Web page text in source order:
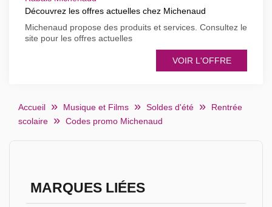
Découvrez les offres actuelles chez Michenaud
Michenaud propose des produits et services. Consultez le
site pour les offres actuelles
VOIR L'OFFRE
Accueil Musique et Films Soldes d'été
Rentrée
scolaire
Codes promo Michenaud
MARQUES LIÉES